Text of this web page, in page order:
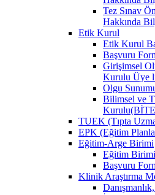
Tez Sınav
Hakkında
Etik Kurul
Etik Kurul
Başvuru
Girişimsel
Kurulu Üye
Olgu
Bilimsel ve
TUEK (Tıpta
EPK (Eğitim
Eğitim-Arge Birimi
Eğitim Birimi
Başvuru
Klinik Araştırma